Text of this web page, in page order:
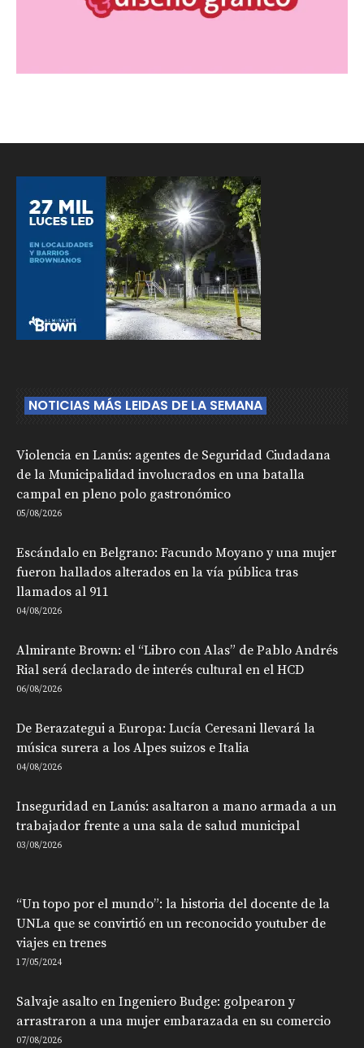
NOTICIAS MÁS LEIDAS DE LA SEMANA
Violencia en Lanús: agentes de Seguridad Ciudadana
de la Municipalidad involucrados en una batalla
campal en pleno polo gastronómico
05/08/2026
Escándalo en Belgrano: Facundo Moyano y una mujer
fueron hallados alterados en la vía pública tras
llamados al 911
04/08/2026
Almirante Brown: el “Libro con Alas” de Pablo Andrés
Rial será declarado de interés cultural en el HCD
06/08/2026
De Berazategui a Europa: Lucía Ceresani llevará la
música surera a los Alpes suizos e Italia
04/08/2026
Inseguridad en Lanús: asaltaron a mano armada a un
trabajador frente a una sala de salud municipal
03/08/2026
“Un topo por el mundo”: la historia del docente de la
UNLa que se convirtió en un reconocido youtuber de
viajes en trenes
17/05/2024
Salvaje asalto en Ingeniero Budge: golpearon y
arrastraron a una mujer embarazada en su comercio
07/08/2026